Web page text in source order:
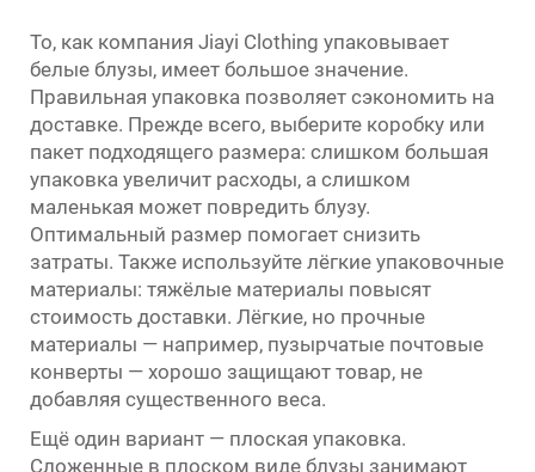
То, как компания Jiayi Clothing упаковывает
белые блузы, имеет большое значение.
Правильная упаковка позволяет сэкономить на
доставке. Прежде всего, выберите коробку или
пакет подходящего размера: слишком большая
упаковка увеличит расходы, а слишком
маленькая может повредить блузу.
Оптимальный размер помогает снизить
затраты. Также используйте лёгкие упаковочные
материалы: тяжёлые материалы повысят
стоимость доставки. Лёгкие, но прочные
материалы — например, пузырчатые почтовые
конверты — хорошо защищают товар, не
добавляя существенного веса.
Ещё один вариант — плоская упаковка.
Сложенные в плоском виде блузы занимают